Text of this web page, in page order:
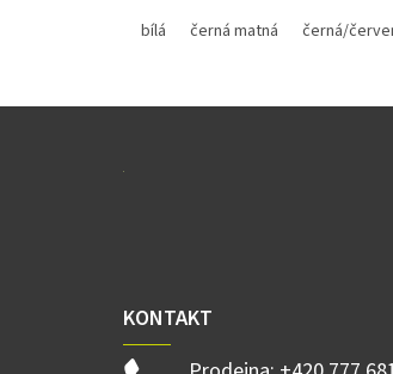
bílá černá matná černá/
Z
KONTAKT